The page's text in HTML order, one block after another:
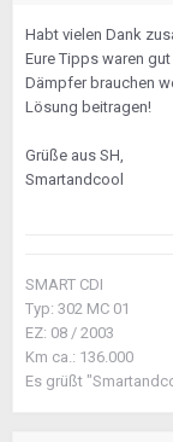
Habt vielen Dank
Eure Tipps waren
Dämpfer brauchen
Lösung beitragen!
Grüße aus SH,
Smartandcool
SMART CDI
Typ: 302 MC 01
EZ: 08 / 2003
Km ca.: 136.000
Es grüßt